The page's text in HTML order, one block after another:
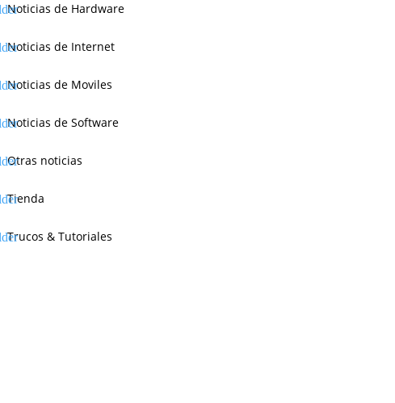
Noticias de Hardware
Noticias de Internet
Noticias de Moviles
Noticias de Software
Otras noticias
Tienda
Trucos & Tutoriales